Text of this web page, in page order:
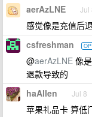
aerAzLNE Jul
感觉像是充值后
csfreshman OP
@aerAzLNE 像
退款导致的
haAllen Jul 8
苹果礼品卡 算低